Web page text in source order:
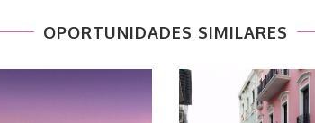
OPORTUNIDADES SIMILARES